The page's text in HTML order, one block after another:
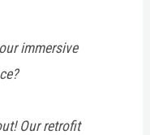
immersive
Our retrofit